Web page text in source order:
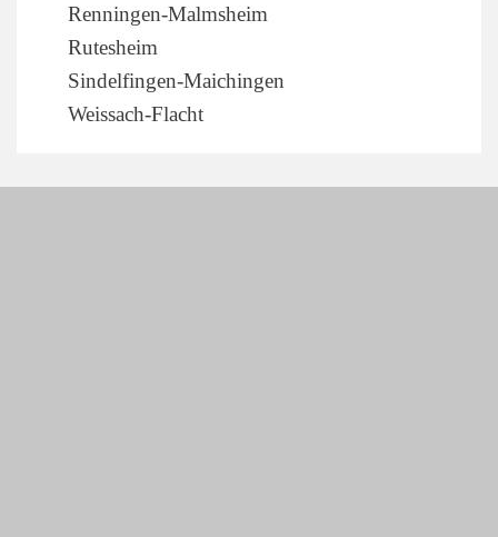
Renningen-Malmsheim
Rutesheim
Sindelfingen-Maichingen
Weissach-Flacht